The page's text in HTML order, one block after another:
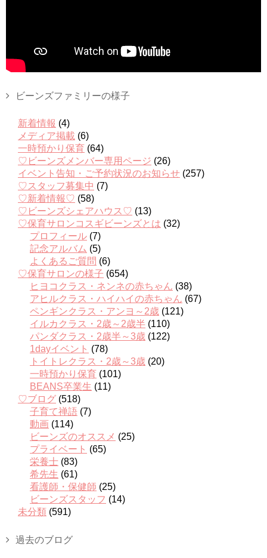
ビーンズファミリーの様子
新着情報 (4)
メディア掲載 (6)
一時預かり保育 (64)
♡ビーンズメンバー専用ページ (26)
イベント告知・ご予約状況のお知らせ (257)
♡スタッフ募集中 (7)
♡新着情報♡ (58)
♡ビーンズシェアハウス♡ (13)
♡保育サロンコスギビーンズとは (32)
プロフィール (7)
記念アルバム (5)
よくあるご質問 (6)
♡保育サロンの様子 (654)
ヒヨコクラス・ネンネの赤ちゃん (38)
アヒルクラス・ハイハイの赤ちゃん (67)
ペンギンクラス・アンヨ～2歳 (121)
イルカクラス・2歳～2歳半 (110)
パンダクラス・2歳半～3歳 (122)
1dayイベント (78)
トイトレクラス・2歳～3歳 (20)
一時預かり保育 (101)
BEANS卒業生 (11)
♡ブログ (518)
子育て禅語 (7)
動画 (114)
ビーンズのオススメ (25)
プライベート (65)
栄養士 (83)
希先生 (61)
看護師・保健師 (25)
ビーンズスタッフ (14)
未分類 (591)
過去のブログ